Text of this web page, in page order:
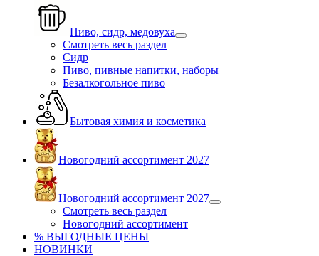
Пиво, сидр, медовуха
Смотреть весь раздел
Сидр
Пиво, пивные напитки, наборы
Безалкогольное пиво
Бытовая химия и косметика
Новогодний ассортимент 2027
Новогодний ассортимент 2027
Смотреть весь раздел
Новогодний ассортимент
% ВЫГОДНЫЕ ЦЕНЫ
НОВИНКИ